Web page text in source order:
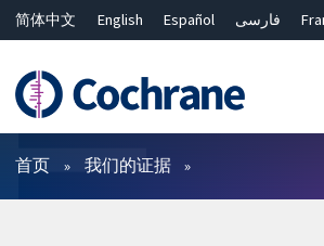
简体中文 English Español فارسی
ไทย
繁體中文
过滤
首页 我们的证据